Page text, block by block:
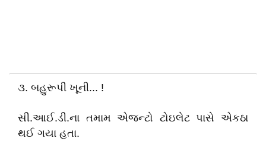
૩. બહુરૂપી ખૂની... !
સી.આઈ.ડી.ના તમામ એજન્ટો ટોઇલેટ પાસે એકઠા
થઈ ગયા હતા.